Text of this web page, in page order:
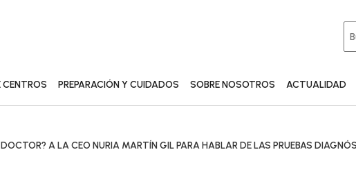
CENTROS PREPARACIÓN Y CUIDADOS SOBRE NOSOTROS ACTUALIDAD
A LA CEO NURIA MARTÍN GIL PARA HABLAR DE LAS PRUEBAS